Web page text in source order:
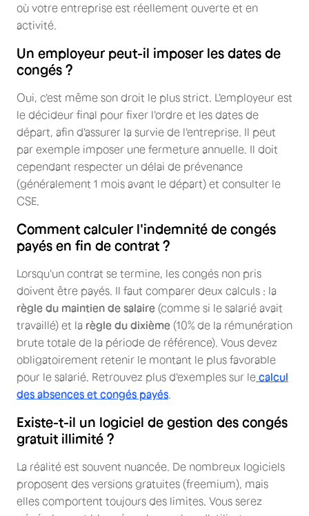
où votre entreprise est réellement ouverte et en
activité.
Un employeur peut-il imposer les dates de
congés ?
Oui, c'est même son droit le plus strict. L'employeur est
le décideur final pour fixer l'ordre et les dates de
départ, afin d'assurer la survie de l'entreprise. Il peut
par exemple imposer une fermeture annuelle. Il doit
cependant respecter un délai de prévenance
(généralement 1 mois avant le départ) et consulter le
CSE.
Comment calculer l'indemnité de congés
payés en fin de contrat ?
Lorsqu'un contrat se termine, les congés non pris
doivent être payés. Il faut comparer deux calculs : la
règle du maintien de salaire (comme si le salarié avait
travaillé) et la règle du dixième (10% de la rémunération
brute totale de la période de référence). Vous devez
obligatoirement retenir le montant le plus favorable
pour le salarié. Retrouvez plus d'exemples sur le calcul
des absences et congés payés
Existe-t-il un logiciel de gestion des congés
gratuit illimité ?
La réalité est souvent nuancée. De nombreux logiciels
proposent des versions gratuites (freemium), mais
elles comportent toujours des limites. Vous serez